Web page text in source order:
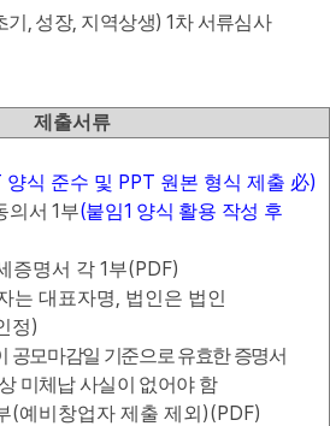
기 , 성장, 지역상생) 1차 서류심사
제출서류
양식 준수 및 PPT 원본 형식 제출 必)
의서1부(붙임1 양식 활용 작성 후
증명서 각 1부(PDF)
는 대표자명, 법인은 법인
정)
공모마감일 기준으로 유효한 증명서
미체납 사실이 없어야 함
(예비창업자 제출 제외 )(PDF)